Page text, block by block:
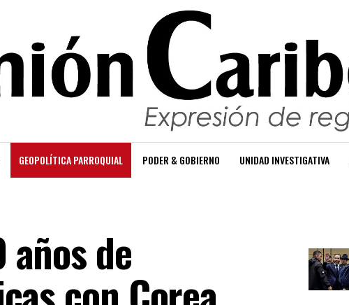
GEOPOLÍTICA PARROQUIAL PODER & GOBIERNO UNIDAD INVESTIGATIVA
de